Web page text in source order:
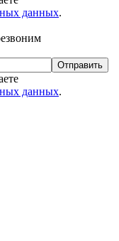
данных.
Отправить
данных.